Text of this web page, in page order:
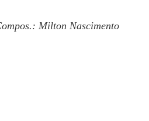
Milton Nascimento